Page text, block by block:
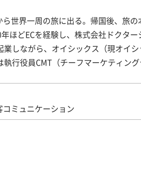
世界一周の旅に出る。帰国後、旅の
ほどECを経験し、株式会社ドクター
しながら、オイシックス（現オイ
行役員CMT（チーフマーケティン
ミュニケーション